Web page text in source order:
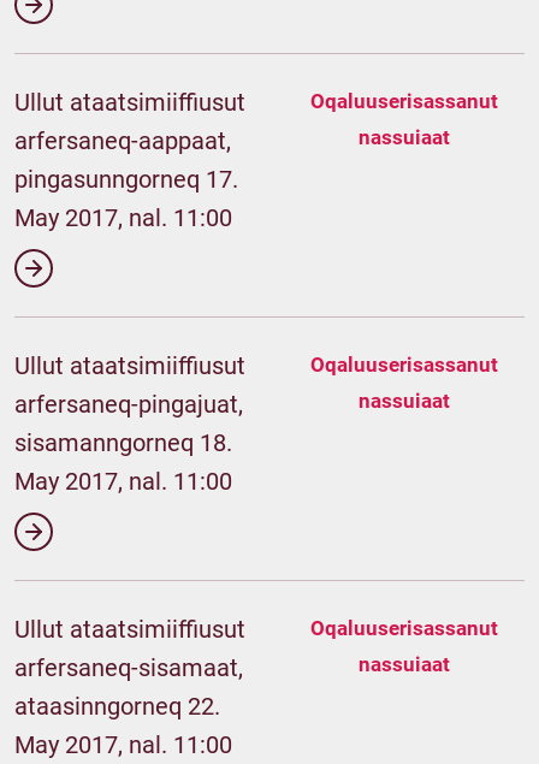
Ullut ataatsimiiffiusut
arfersaneq-aappaat,
pingasunngorneq 17.
May 2017, nal. 11:00
Oqaluuserisassanut
nassuiaat
Ullut ataatsimiiffiusut
arfersaneq-pingajuat,
sisamanngorneq 18.
May 2017, nal. 11:00
Oqaluuserisassanut
nassuiaat
Ullut ataatsimiiffiusut
arfersaneq-sisamaat,
ataasinngorneq 22.
May 2017, nal. 11:00
Oqaluuserisassanut
nassuiaat